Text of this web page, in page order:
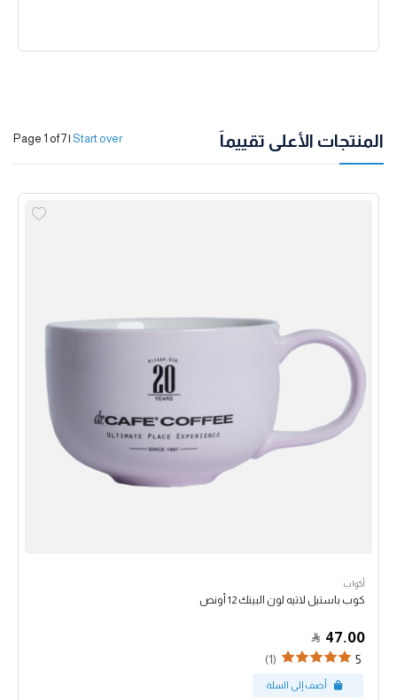
المنتجات الأعلى تقييماً Page 1 of 7| Start over
أكواب
كوب باستيل لاتيه لون البينك 12 أونص
47.00
5
(1)